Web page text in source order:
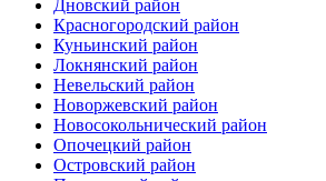
Дновский район
Красногородский район
Куньинский район
Локнянский район
Невельский район
Новоржевский район
Новосокольнический район
Опочецкий район
Островский район